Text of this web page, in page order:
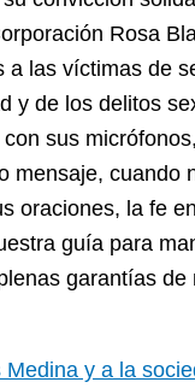
Rosa
las víctimas de
y de los delitos
sus
cuando
oraciones, la fe
guía para
garantías
y a la